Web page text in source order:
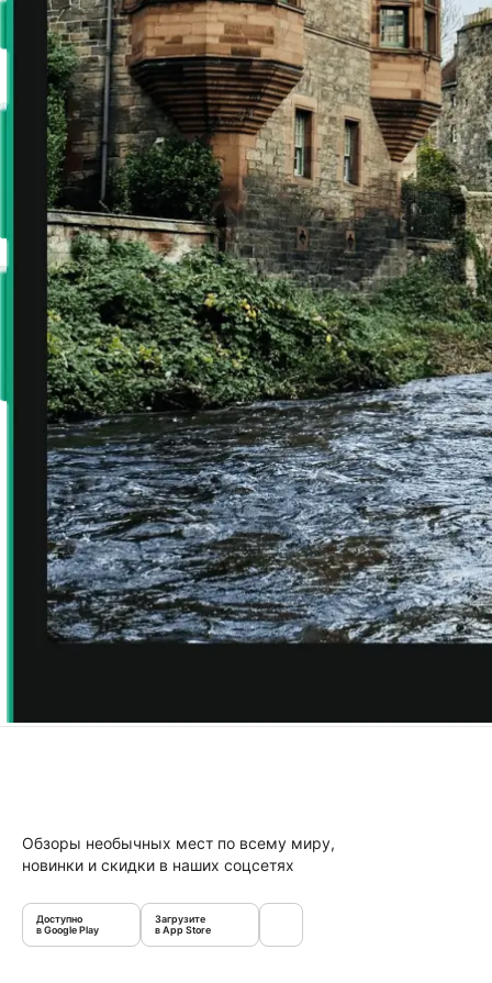
Обзоры необычных мест по всему миру,
новинки и скидки в наших соцсетях
Доступно
в Google Play
Загрузите
в App Store